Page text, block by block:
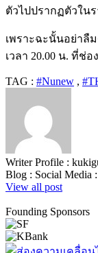
ตัวไปปรากฏตัวใน
เพราะฉะนั้นอย่าลื
เวลา 20.00 น. ที่ช่อ
TAG : #Nunew ,
Writer Profile :
Blog : Social Media :
View all post
Founding Sponsors